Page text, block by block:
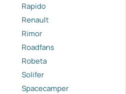
Rapido
Renault
Rimor
Roadfans
Robeta
Solifer
Spacecamper